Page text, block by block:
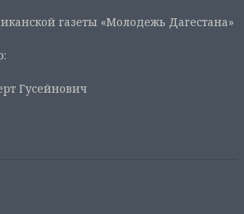
газеты «Молодежь Дагестана»
Гусейнович